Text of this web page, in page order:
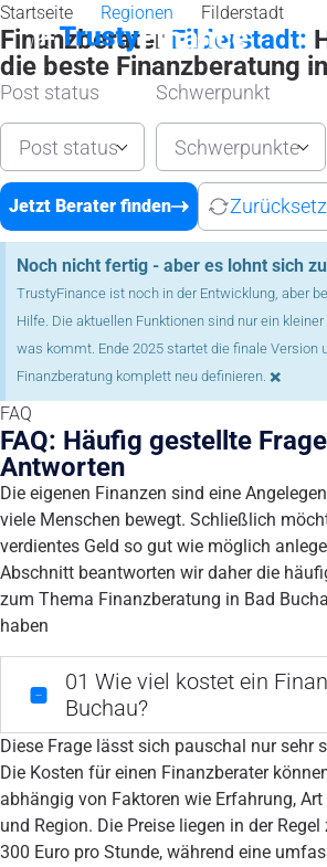
Startseite Regionen Filderstadt
Finanzberater Filderstadt:
die beste Finanzberatung
Post status
Post status
Schwerpunkt
Schwerpunkte
Jetzt Berater finden
Noch nicht fertig - aber es lohnt sich
TrustyFinance ist noch in der Entwicklung, aber
Hilfe. Die aktuellen Funktionen sind nur ein
was kommt. Ende 2025 startet die finale Version
Finanzberatung komplett neu definieren. ×
FAQ
FAQ: Häufig gestellte
Antworten
Die eigenen Finanzen sind eine
viele Menschen bewegt. Schließlich
verdientes Geld so gut wie möglich
Abschnitt beantworten wir daher die
zum Thema Finanzberatung in Bad
haben
01 Wie viel kostet ein
Buchau?
Diese Frage lässt sich pauschal nur sehr
Die Kosten für einen Finanzberater
abhängig von Faktoren wie Erfahrung,
und Region. Die Preise liegen in der
300 Euro pro Stunde, während eine